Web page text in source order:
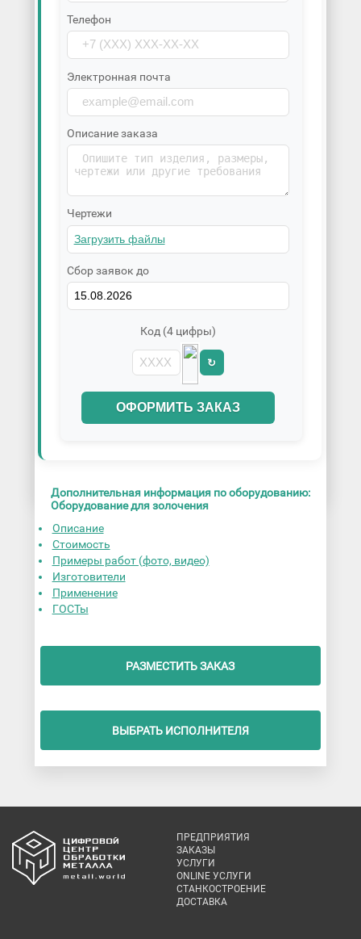
Телефон
Электронная почта
Описание заказа
Чертежи
Сбор заявок до
Код (4 цифры)
↻
ОФОРМИТЬ ЗАКАЗ
Дополнительная информация по оборудованию:
Оборудование для золочения
Описание
Стоимость
Примеры работ (фото, видео)
Изготовители
Применение
ГОСТы
РАЗМЕСТИТЬ ЗАКАЗ
ВЫБРАТЬ ИСПОЛНИТЕЛЯ
ПРЕДПРИЯТИЯ
ЗАКАЗЫ
УСЛУГИ
ONLINE УСЛУГИ
СТАНКОСТРОЕНИЕ
ДОСТАВКА